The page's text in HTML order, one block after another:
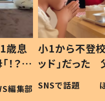
歳息
？」
編集部
小1から不登校
ッド」だった
作り続ける
#令和の子
SNSで話題